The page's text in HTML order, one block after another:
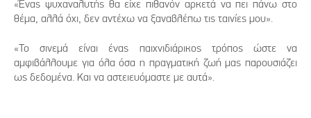
«Ένας ψυχαναλυτής θα είχε πιθανόν αρκετά να πει πάνω στο
θέμα, αλλά όχι, δεν αντέχω να ξαναβλέπω τις ταινίες μου».
«Το σινεμά είναι ένας παιχνιδιάρικος τρόπος ώστε να
αμφιβάλλουμε για όλα όσα η πραγματική ζωή μας παρουσιάζει
ως δεδομένα. Και να αστειευόμαστε με αυτά».